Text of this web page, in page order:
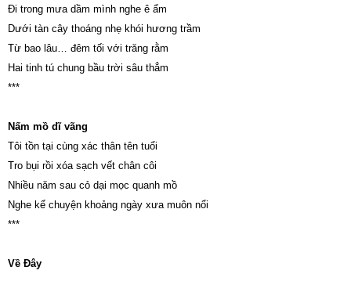
Đi trong mưa dầm mình nghe ê ẩm
Dưới tàn cây thoáng nhẹ khói hương trầm
Từ bao lâu… đêm tối với trăng rằm
Hai tinh tú chung bầu trời sâu thẳm
***
Nấm mồ dĩ vãng
Tôi tồn tại cùng xác thân tên tuổi
Tro bụi rồi xóa sạch vết chân côi
Nhiều năm sau cỏ dại mọc quanh mồ
Nghe kể chuyện khoảng ngày xưa muôn nổi
***
Về Đây